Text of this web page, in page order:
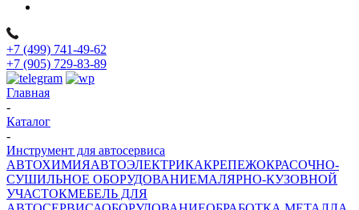
+7 (499) 741-49-62
+7 (905) 729-83-89
Главная
-
Каталог
-
Инструмент для автосервиса
АВТОХИМИЯАВТОЭЛЕКТРИКАКРЕПЕЖОКРАСОЧНО-
СУШИЛЬНОЕ ОБОРУДОВАНИЕМАЛЯРНО-КУЗОВНОЙ
УЧАСТОКМЕБЕЛЬ ДЛЯ